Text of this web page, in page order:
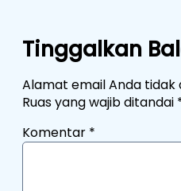
Tinggalkan
Alamat email Anda tidak
Ruas yang wajib ditandai
Komentar *